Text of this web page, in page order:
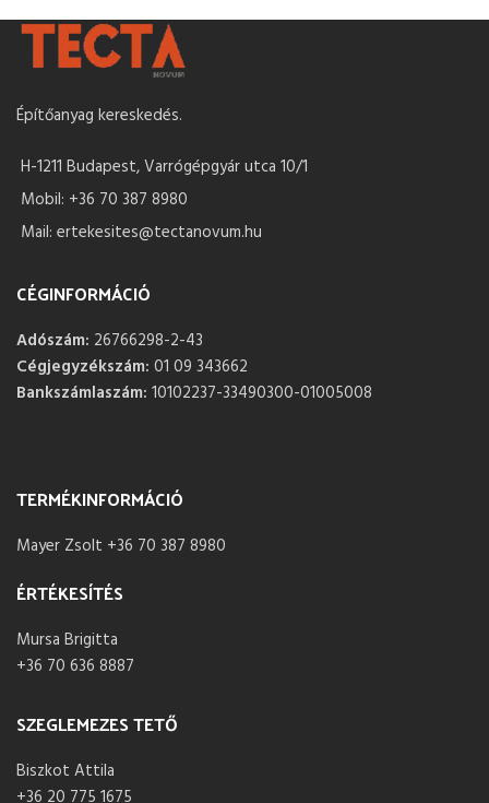
Építőanyag kereskedés.
H-1211 Budapest, Varrógépgyár utca 10/1
Mobil: +36 70 387 8980
Mail: ertekesites@tectanovum.hu
CÉGINFORMÁCIÓ
Adószám: 26766298-2-43
Cégjegyzékszám: 01 09 343662
Bankszámlaszám: 10102237-33490300-01005008
TERMÉKINFORMÁCIÓ
Mayer Zsolt +36 70 387 8980
ÉRTÉKESÍTÉS
Mursa Brigitta
+36 70 636 8887
SZEGLEMEZES TETŐ
Biszkot Attila
+36 20 775 1675